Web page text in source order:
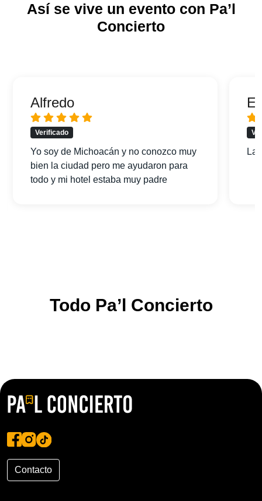
Así se vive un evento con Pa’l
Concierto
Alfredo
Verificado
Yo soy de Michoacán y no conozco muy
bien la ciudad pero me ayudaron para
todo y mi hotel estaba muy padre
La
Todo Pa’l Concierto
Contacto